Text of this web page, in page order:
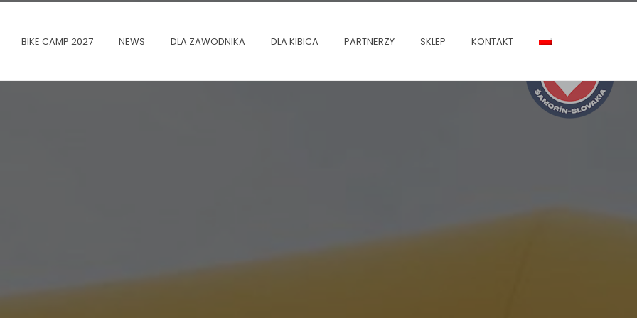
BIKE CAMP 2027 NEWS DLA ZAWODNIKA DLA KIBICA PARTNERZY SKLEP KONTAKT